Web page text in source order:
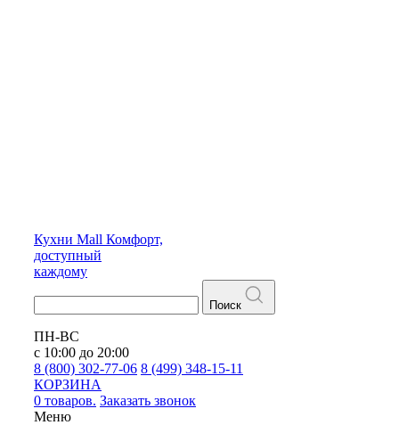
Кухни Mall Комфорт,
доступный
каждому
Поиск
ПН-ВС
с 10:00 до 20:00
8 (800) 302-77-06 8 (499) 348-15-11
КОРЗИНА
0 товаров. Заказать звонок
Меню